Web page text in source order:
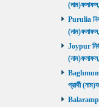
Purulia
Joypur
প্রার্থী